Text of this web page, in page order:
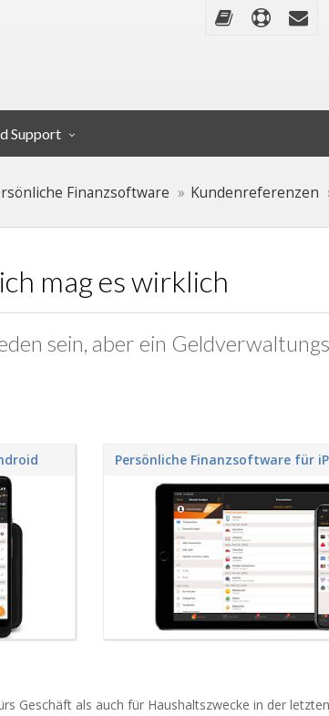
Support
Finanzsoftware Kundenreferenzen
mag es wirklich
sein, aber ein
Persönliche Finanzsoftware für
Geschäft als auch für Haushaltszwecke in der